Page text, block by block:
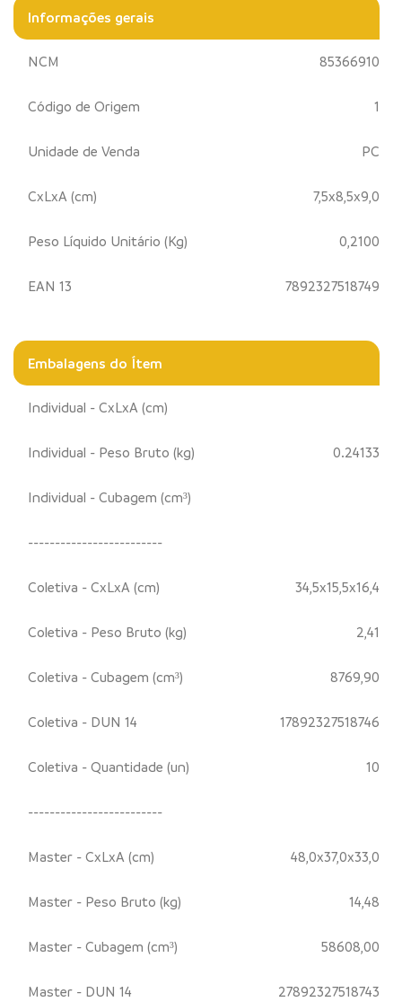
Informações gerais
NCM 85366910
Código de Origem 1
Unidade de Venda PC
CxLxA (cm) 7,5x8,5x9,0
Peso Líquido Unitário (Kg) 0,2100
EAN 13 7892327518749
Embalagens do Ítem
Individual - CxLxA (cm)
Individual - Peso Bruto (kg) 0.24133
Individual - Cubagem (cm³)
-------------------------
Coletiva - CxLxA (cm) 34,5x15,5x16,4
Coletiva - Peso Bruto (kg) 2,41
Coletiva - Cubagem (cm³) 8769,90
Coletiva - DUN 14 17892327518746
Coletiva - Quantidade (un) 10
-------------------------
Master - CxLxA (cm) 48,0x37,0x33,0
Master - Peso Bruto (kg) 14,48
Master - Cubagem (cm³) 58608,00
Master - DUN 14 27892327518743